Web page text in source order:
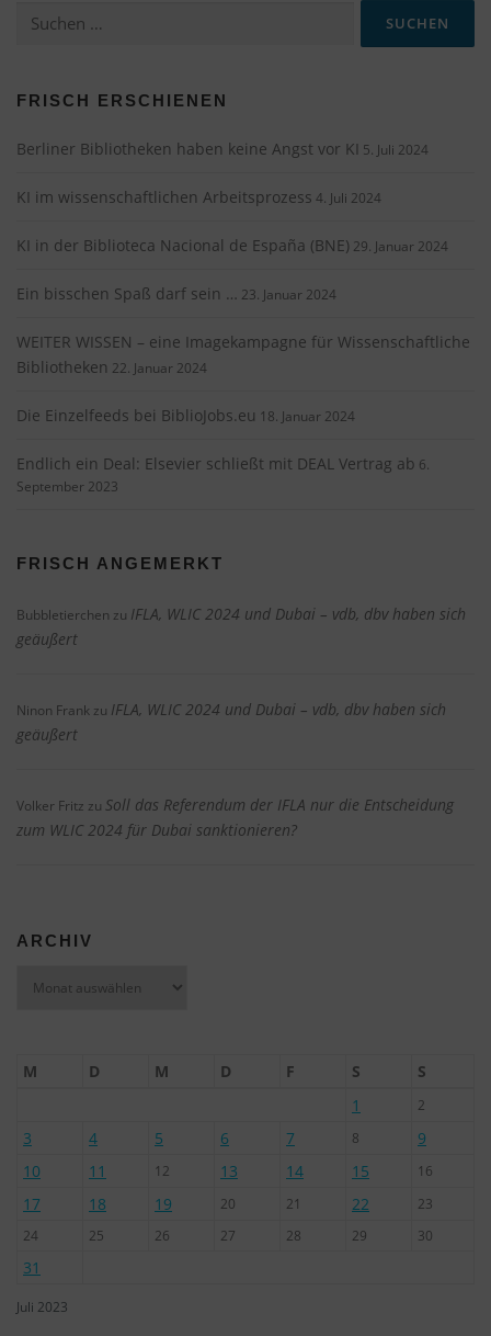
nach:
FRISCH ERSCHIENEN
Berliner Bibliotheken haben keine Angst vor KI 5. Juli 2024
KI im wissenschaftlichen Arbeitsprozess 4. Juli 2024
KI in der Biblioteca Nacional de España (BNE) 29. Januar 2024
Ein bisschen Spaß darf sein … 23. Januar 2024
WEITER WISSEN – eine Imagekampagne für Wissenschaftliche
Bibliotheken 22. Januar 2024
Die Einzelfeeds bei BiblioJobs.eu 18. Januar 2024
Endlich ein Deal: Elsevier schließt mit DEAL Vertrag ab 6.
September 2023
FRISCH ANGEMERKT
Bubbletierchen zu IFLA, WLIC 2024 und Dubai – vdb, dbv haben sich
geäußert
Ninon Frank zu IFLA, WLIC 2024 und Dubai – vdb, dbv haben sich
geäußert
Volker Fritz zu Soll das Referendum der IFLA nur die Entscheidung
zum WLIC 2024 für Dubai sanktionieren?
ARCHIV
Juli 2023
M D M D F S
S
1
2
3 4 5 6 7 8
9
10
11 12 13 14 15 16
17 18 19 20 21 22
23
24
25 26 27 28 29 30
31